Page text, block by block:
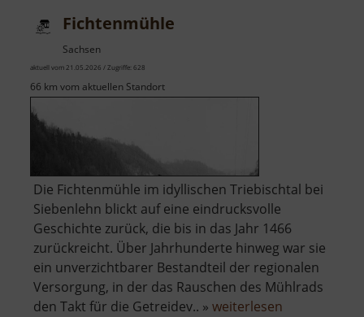
Fichtenmühle
Sachsen
aktuell vom 21.05.2026 / Zugriffe: 628
66 km vom aktuellen Standort
Die Fichtenmühle im idyllischen Triebischtal bei
Siebenlehn blickt auf eine eindrucksvolle
Geschichte zurück, die bis in das Jahr 1466
zurückreicht. Über Jahrhunderte hinweg war sie
ein unverzichtbarer Bestandteil der regionalen
Versorgung, in der das Rauschen des Mühlrads
den Takt für die Getreidev.. » weiterlesen